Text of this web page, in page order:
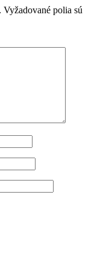
Vyžadované polia sú